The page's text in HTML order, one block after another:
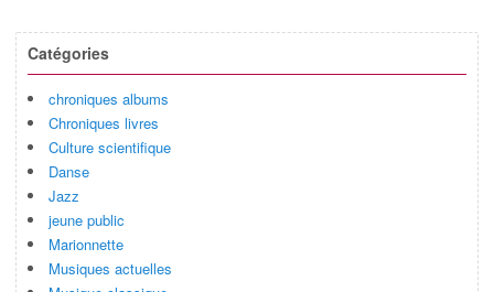
Catégories
chroniques albums
Chroniques livres
Culture scientifique
Danse
Jazz
jeune public
Marionnette
Musiques actuelles